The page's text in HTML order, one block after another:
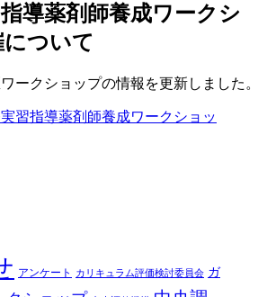
導薬剤師養成ワークシ
ついて
ークショップの情報を更新しました。
習指導薬剤師養成ワークショッ
アンケート カリキュラム評価検討委員会 ガ